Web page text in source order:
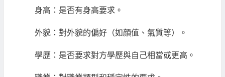
身高：是否有身高要求。
外貌：對外貌的偏好（如顔值、氣質等）。
學歷：是否要求對方學歷與自己相當或更高。